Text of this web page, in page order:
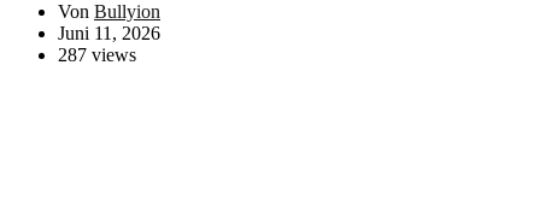
Von Bullyion
Juni 11, 2026
287 views